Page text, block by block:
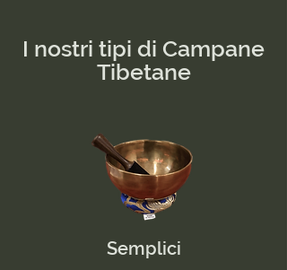
I nostri tipi di Campane
Tibetane
Semplici